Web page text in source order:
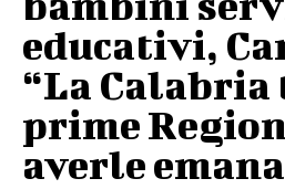
educativi,
“La Calabria
prime
averle